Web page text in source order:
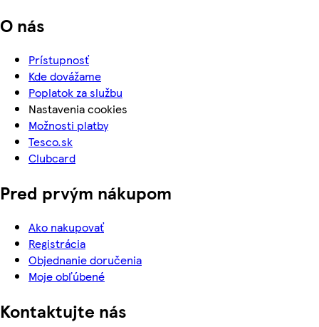
O nás
Prístupnosť
Kde dovážame
Poplatok za službu
Nastavenia cookies
Možnosti platby
Tesco.sk
Clubcard
Pred prvým nákupom
Ako nakupovať
Registrácia
Objednanie doručenia
Moje obľúbené
Kontaktujte nás